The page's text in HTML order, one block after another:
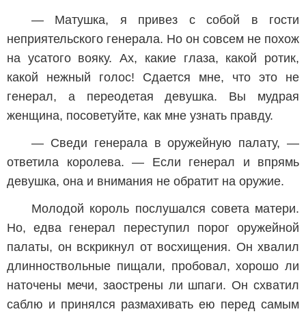
— Матушка, я привез с собой в гости
неприятельского генерала. Но он совсем не похож
на усатого вояку. Ах, какие глаза, какой ротик,
какой нежный голос! Сдается мне, что это не
генерал, а переодетая девушка. Вы мудрая
женщина, посоветуйте, как мне узнать правду.
— Сведи генерала в оружейную палату, —
ответила королева. — Если генерал и впрямь
девушка, она и внимания не обратит на оружие.
Молодой король послушался совета матери.
Но, едва генерал переступил порог оружейной
палаты, он вскрикнул от восхищения. Он хвалил
длинноствольные пищали, пробовал, хорошо ли
наточены мечи, заострены ли шпаги. Он схватил
саблю и принялся размахивать ею перед самым